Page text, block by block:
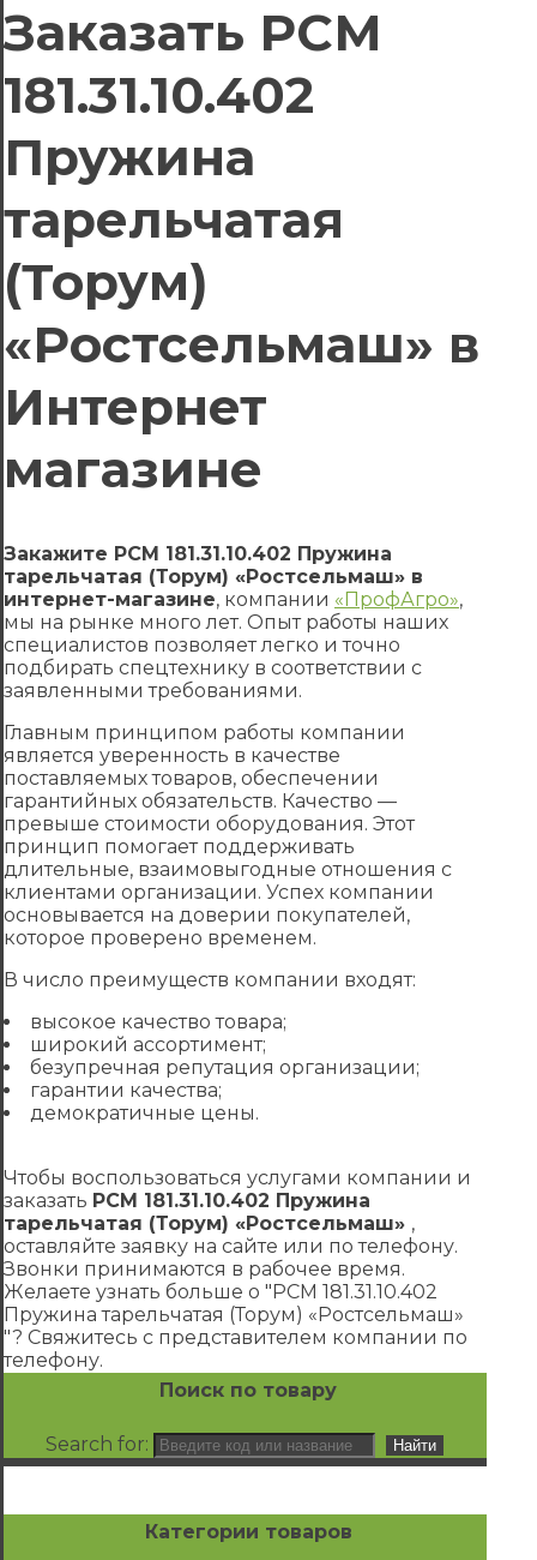
Заказать РСМ
181.31.10.402
Пружина
тарельчатая
(Торум)
«Ростсельмаш» в
Интернет
магазине
Закажите РСМ 181.31.10.402 Пружина
тарельчатая (Торум) «Ростсельмаш» в
интернет-магазине, компании «ПрофАгро»,
мы на рынке много лет. Опыт работы наших
специалистов позволяет легко и точно
подбирать спецтехнику в соответствии с
заявленными требованиями.
Главным принципом работы компании
является уверенность в качестве
поставляемых товаров, обеспечении
гарантийных обязательств. Качество —
превыше стоимости оборудования. Этот
принцип помогает поддерживать
длительные, взаимовыгодные отношения с
клиентами организации. Успех компании
основывается на доверии покупателей,
которое проверено временем.
В число преимуществ компании входят:
высокое качество товара;
широкий ассортимент;
безупречная репутация организации;
гарантии качества;
демократичные цены.
Чтобы воспользоваться услугами компании и
заказать РСМ 181.31.10.402 Пружина
тарельчатая (Торум) «Ростсельмаш» ,
оставляйте заявку на сайте или по телефону.
Звонки принимаются в рабочее время.
Желаете узнать больше о "РСМ 181.31.10.402
Пружина тарельчатая (Торум) «Ростсельмаш»
"? Свяжитесь с представителем компании по
телефону.
Поиск по товару
Search for:
Категории товаров